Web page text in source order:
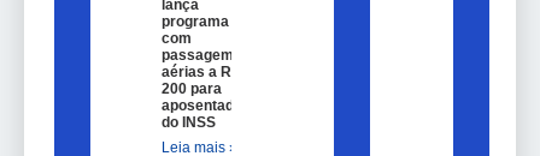
lança
programa
com
passagem
aérias a R$
200 para
aposentados
do INSS
Leia mais »